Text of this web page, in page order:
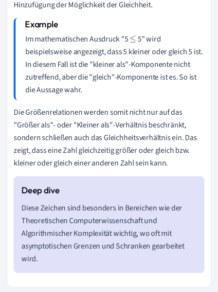
Hinzufügung der Möglichkeit der Gleichheit.
Im mathematischen Ausdruck "5≤ 5" wird
beispielsweise angezeigt, dass 5 kleiner oder gleich 5 ist.
In diesem Fall ist die "kleiner als"-Komponente nicht
zutreffend, aber die "gleich"-Komponente ist es. So ist
die Aussage wahr.
Die Größenrelationen werden somit nicht nur auf das
"Größer als"- oder "Kleiner als"-Verhältnis beschränkt,
sondern schließen auch das Gleichheitsverhältnis ein. Das
zeigt, dass eine Zahl gleichzeitig größer oder gleich bzw.
kleiner oder gleich einer anderen Zahl sein kann.
Diese Zeichen sind besonders in Bereichen wie der
Theoretischen Computerwissenschaft und
Algorithmischer Komplexität wichtig, wo oft mit
asymptotischen Grenzen und Schranken gearbeitet
wird.